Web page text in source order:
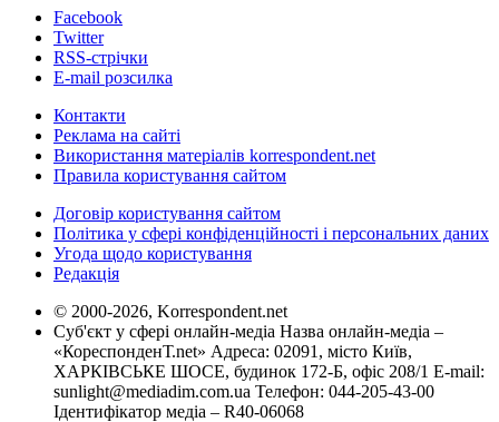
Facebook
Twitter
RSS-стрічки
E-mail розсилка
Контакти
Реклама на сайті
Використання матеріалів korrespondent.net
Правила користування сайтом
Договір користування сайтом
Політика у сфері конфіденційності і персональних даних
Угода щодо користування
Редакція
© 2000-2026, Korrespondent.net
Суб'єкт у сфері онлайн-медіа Назва онлайн-медіа –
«КореспонденТ.net» Адреса: 02091, місто Київ,
ХАРКІВСЬКЕ ШОСЕ, будинок 172-Б, офіс 208/1 E-mail:
sunlight@mediadim.com.ua Телефон: 044-205-43-00
Ідентифікатор медіа – R40-06068